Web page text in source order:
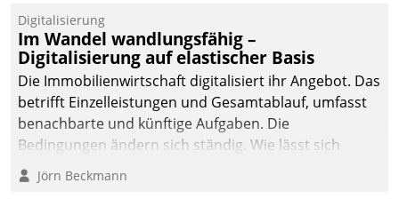
Digitalisierung
Im Wandel wandlungsfähig –
Digitalisierung auf elastischer Basis
Die Immobilienwirtschaft digitalisiert ihr Angebot. Das
betrifft Einzelleistungen und Gesamtablauf, umfasst
benachbarte und künftige Aufgaben. Die
Bedingungen ändern sich ständig. Wie lässt sich
technisch die Kontrolle wahren und zugleich Freiraum
fürs Wachsen öffnen?
Jörn Beckmann